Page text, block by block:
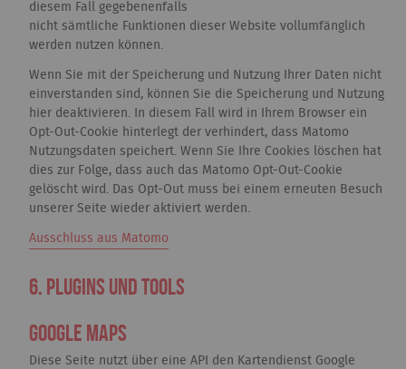
diesem Fall gegebenenfalls
nicht sämtliche Funktionen dieser Website vollumfänglich
werden nutzen können.
Wenn Sie mit der Speicherung und Nutzung Ihrer Daten nicht
einverstanden sind, können Sie die Speicherung und Nutzung
hier deaktivieren. In diesem Fall wird in Ihrem Browser ein
Opt-Out-Cookie hinterlegt der verhindert, dass Matomo
Nutzungsdaten speichert. Wenn Sie Ihre Cookies löschen hat
dies zur Folge, dass auch das Matomo Opt-Out-Cookie
gelöscht wird. Das Opt-Out muss bei einem erneuten Besuch
unserer Seite wieder aktiviert werden.
Ausschluss aus Matomo
6. Plugins und Tools
Google Maps
Diese Seite nutzt über eine API den Kartendienst Google